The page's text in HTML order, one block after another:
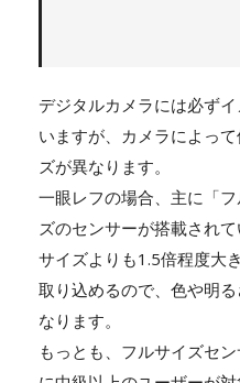
デジタルカメラには必ず
いますが、カメラによっ
ズが異なります。
一眼レフの場合、主に「
ズのセンサーが搭載され
サイズよりも1.5倍程度大
取り込めるので、色や明
なります。
もっとも、フルサイズセ